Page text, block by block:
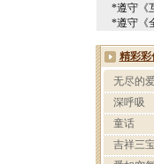
*遵守《
*遵守《